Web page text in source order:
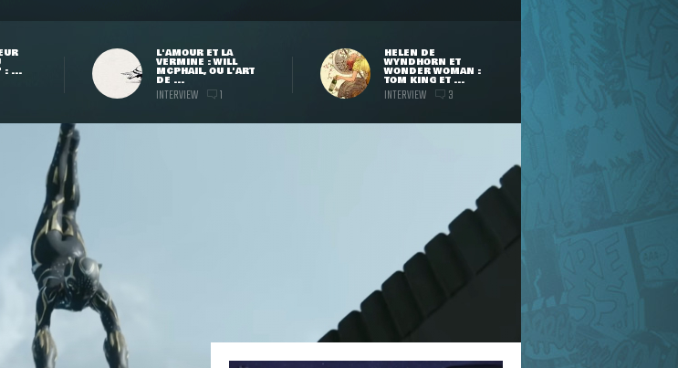
: ...
L'AMOUR ET LA
VERMINE : WILL
MCPHAIL, OU L'ART
DE ...
INTERVIEW 1
HELEN DE
WYNDHORN ET
WONDER WOMAN :
TOM KING ET ...
INTERVIEW 3